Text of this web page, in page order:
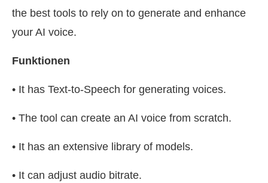
the best tools to rely on to generate and enhance
your AI voice.
Funktionen
• It has Text-to-Speech for generating voices.
• The tool can create an AI voice from scratch.
• It has an extensive library of models.
• It can adjust audio bitrate.